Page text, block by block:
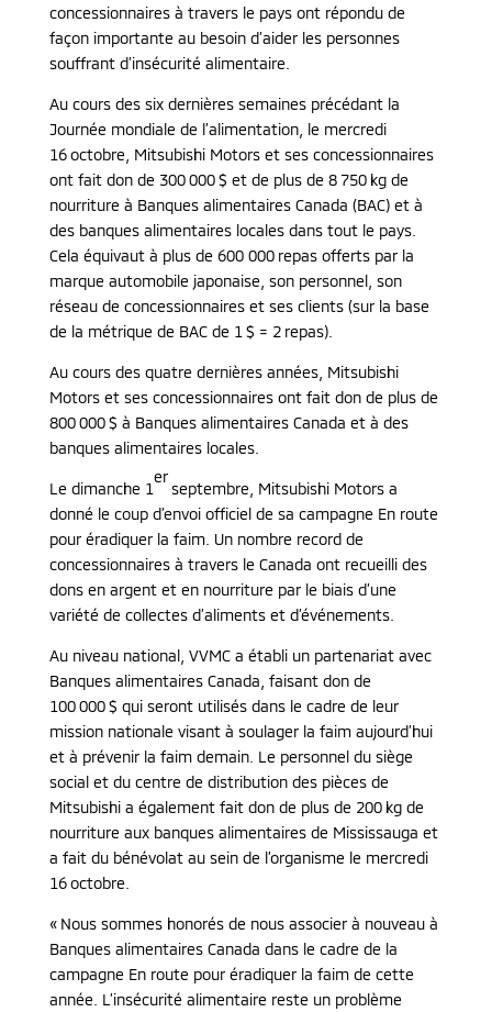
concessionnaires à travers le pays ont répondu de
façon importante au besoin d’aider les personnes
souffrant d’insécurité alimentaire.
Au cours des six dernières semaines précédant la
Journée mondiale de l’alimentation, le mercredi
16 octobre, Mitsubishi Motors et ses concessionnaires
ont fait don de 300 000 $ et de plus de 8 750 kg de
nourriture à Banques alimentaires Canada (BAC) et à
des banques alimentaires locales dans tout le pays.
Cela équivaut à plus de 600 000 repas offerts par la
marque automobile japonaise, son personnel, son
réseau de concessionnaires et ses clients (sur la base
de la métrique de BAC de 1 $ = 2 repas).
Au cours des quatre dernières années, Mitsubishi
Motors et ses concessionnaires ont fait don de plus de
800 000 $ à Banques alimentaires Canada et à des
banques alimentaires locales.
Le dimanche 1
er
septembre, Mitsubishi Motors a
donné le coup d’envoi officiel de sa campagne En route
pour éradiquer la faim. Un nombre record de
concessionnaires à travers le Canada ont recueilli des
dons en argent et en nourriture par le biais d’une
variété de collectes d’aliments et d’événements.
Au niveau national, VVMC a établi un partenariat avec
Banques alimentaires Canada, faisant don de
100 000 $ qui seront utilisés dans le cadre de leur
mission nationale visant à soulager la faim aujourd’hui
et à prévenir la faim demain. Le personnel du siège
social et du centre de distribution des pièces de
Mitsubishi a également fait don de plus de 200 kg de
nourriture aux banques alimentaires de Mississauga et
a fait du bénévolat au sein de l’organisme le mercredi
16 octobre.
« Nous sommes honorés de nous associer à nouveau à
Banques alimentaires Canada dans le cadre de la
campagne En route pour éradiquer la faim de cette
année. L’insécurité alimentaire reste un problème